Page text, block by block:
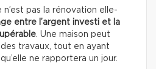
pas la rénovation elle-
entre l’argent investi et la
. Une maison peut
travaux, tout en ayant
ne rapportera un jour.